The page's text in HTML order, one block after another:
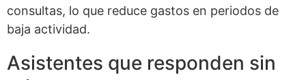
consultas, lo que reduce gastos en periodos de
baja actividad.
Asistentes que responden sin